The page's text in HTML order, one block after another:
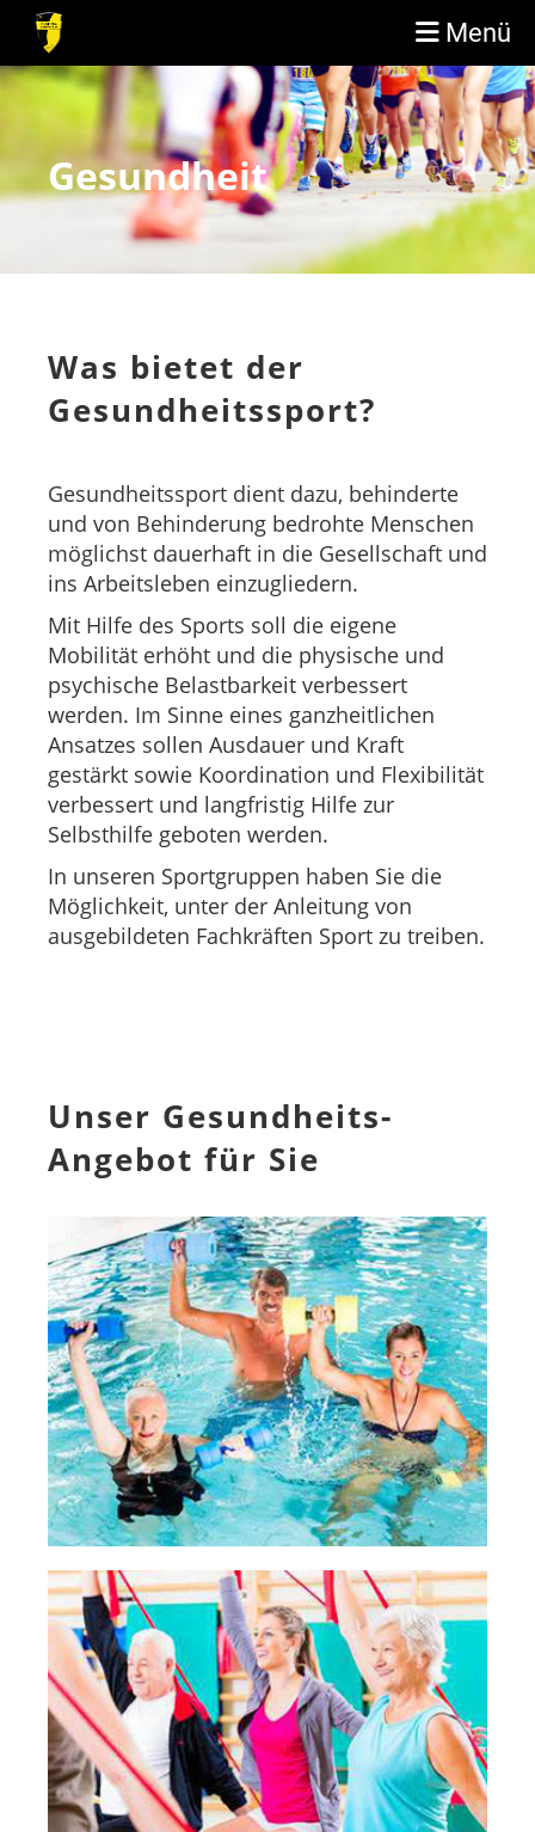
Menü
Gesundheit
Was bietet der
Gesundheitssport?
Gesundheitssport dient dazu, behinderte
und von Behinderung bedrohte Menschen
möglichst dauerhaft in die Gesellschaft und
ins Arbeitsleben einzugliedern.
Mit Hilfe des Sports soll die eigene
Mobilität erhöht und die physische und
psychische Belastbarkeit verbessert
werden. Im Sinne eines ganzheitlichen
Ansatzes sollen Ausdauer und Kraft
gestärkt sowie Koordination und Flexibilität
verbessert und langfristig Hilfe zur
Selbsthilfe geboten werden.
In unseren Sportgruppen haben Sie die
Möglichkeit, unter der Anleitung von
ausgebildeten Fachkräften Sport zu treiben.
Unser Gesundheits-
Angebot für Sie